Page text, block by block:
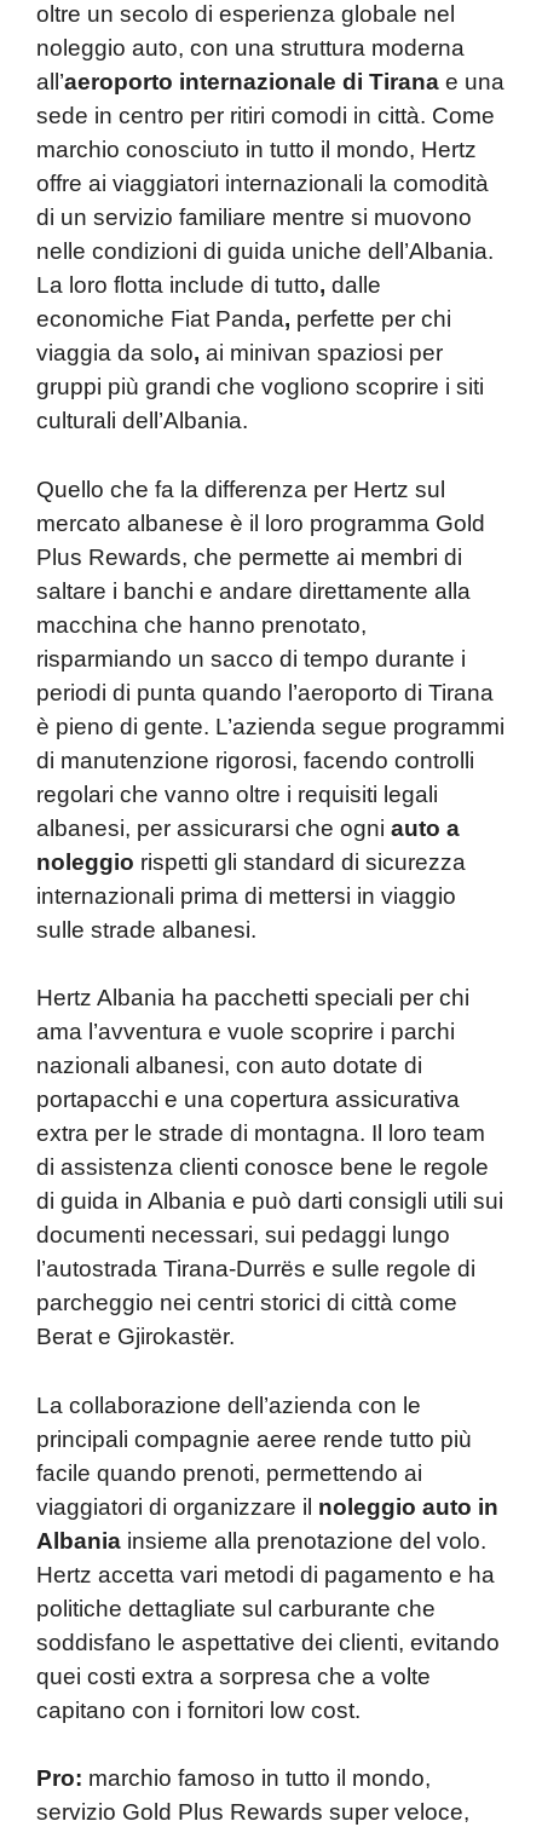
oltre un secolo di esperienza globale nel
noleggio auto, con una struttura moderna
all’aeroporto internazionale di Tirana e una
sede in centro per ritiri comodi in città. Come
marchio conosciuto in tutto il mondo, Hertz
offre ai viaggiatori internazionali la comodità
di un servizio familiare mentre si muovono
nelle condizioni di guida uniche dell’Albania.
La loro flotta include di tutto, dalle
economiche Fiat Panda, perfette per chi
viaggia da solo, ai minivan spaziosi per
gruppi più grandi che vogliono scoprire i siti
culturali dell’Albania.
Quello che fa la differenza per Hertz sul
mercato albanese è il loro programma Gold
Plus Rewards, che permette ai membri di
saltare i banchi e andare direttamente alla
macchina che hanno prenotato,
risparmiando un sacco di tempo durante i
periodi di punta quando l’aeroporto di Tirana
è pieno di gente. L’azienda segue programmi
di manutenzione rigorosi, facendo controlli
regolari che vanno oltre i requisiti legali
albanesi, per assicurarsi che ogni auto a
noleggio rispetti gli standard di sicurezza
internazionali prima di mettersi in viaggio
sulle strade albanesi.
Hertz Albania ha pacchetti speciali per chi
ama l’avventura e vuole scoprire i parchi
nazionali albanesi, con auto dotate di
portapacchi e una copertura assicurativa
extra per le strade di montagna. Il loro team
di assistenza clienti conosce bene le regole
di guida in Albania e può darti consigli utili sui
documenti necessari, sui pedaggi lungo
l’autostrada Tirana-Durrës e sulle regole di
parcheggio nei centri storici di città come
Berat e Gjirokastër.
La collaborazione dell’azienda con le
principali compagnie aeree rende tutto più
facile quando prenoti, permettendo ai
viaggiatori di organizzare il noleggio auto in
Albania insieme alla prenotazione del volo.
Hertz accetta vari metodi di pagamento e ha
politiche dettagliate sul carburante che
soddisfano le aspettative dei clienti, evitando
quei costi extra a sorpresa che a volte
capitano con i fornitori low cost.
Pro: marchio famoso in tutto il mondo,
servizio Gold Plus Rewards super veloce,